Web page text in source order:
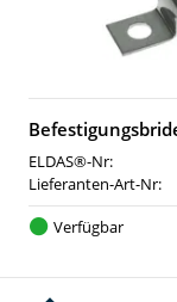
ELDAS®-Nr:
Lieferanten-Art-Nr:
Verfügbar